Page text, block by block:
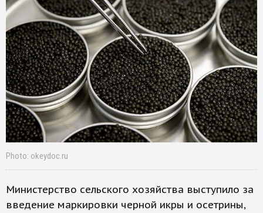
Photo: okeydoc.ru
Министерство сельского хозяйства выступило за
введение маркировки черной икры и осетрины,